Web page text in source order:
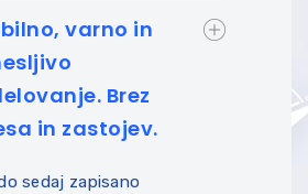
varno in
Brez
in zastojev.
sedaj zapisano